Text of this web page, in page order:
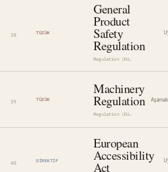
TÜZÜK
General
Product
Safety
Regulation
Regulation (EU) 2023/988
TÜZÜK
Machinery
Regulation
DIREKTIF
European
Accessibility
Act